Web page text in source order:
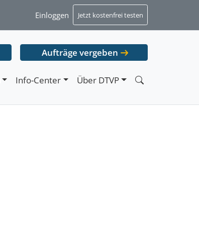
Einloggen Jetzt kostenfrei testen
Aufträge vergeben
Info-Center Über DTVP